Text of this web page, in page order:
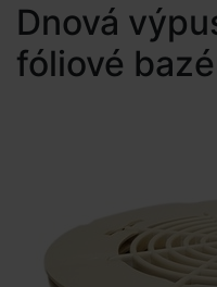
Dnová
fóliové